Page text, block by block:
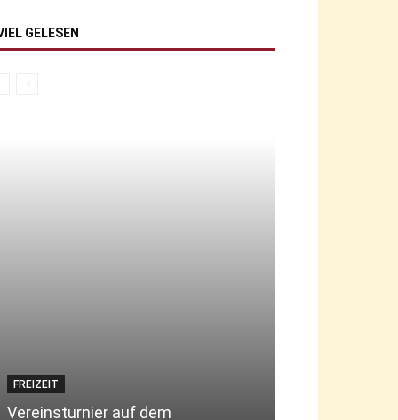
GELESEN
FREIZEIT
Vereinsturnier auf dem